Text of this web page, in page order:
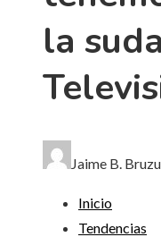
la
Jaime B.
Inicio
Tendencias